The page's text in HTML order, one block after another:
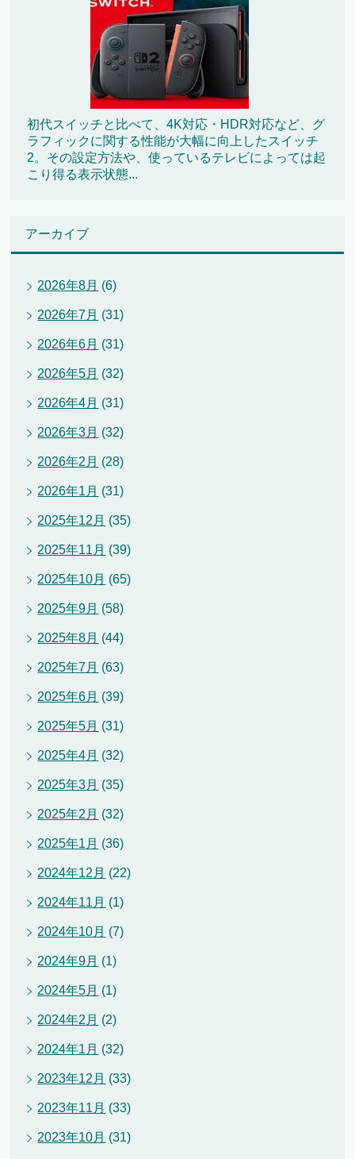
初代スイッチと比べて、4K対応・HDR対応など、グ
ラフィックに関する性能が大幅に向上したスイッチ
2。その設定方法や、使っているテレビによっては起
こり得る表示状態...
アーカイブ
2026年8月 (6)
2026年7月 (31)
2026年6月 (31)
2026年5月 (32)
2026年4月 (31)
2026年3月 (32)
2026年2月 (28)
2026年1月 (31)
2025年12月 (35)
2025年11月 (39)
2025年10月 (65)
2025年9月 (58)
2025年8月 (44)
2025年7月 (63)
2025年6月 (39)
2025年5月 (31)
2025年4月 (32)
2025年3月 (35)
2025年2月 (32)
2025年1月 (36)
2024年12月 (22)
2024年11月 (1)
2024年10月 (7)
2024年9月 (1)
2024年5月 (1)
2024年2月 (2)
2024年1月 (32)
2023年12月 (33)
2023年11月 (33)
2023年10月 (31)